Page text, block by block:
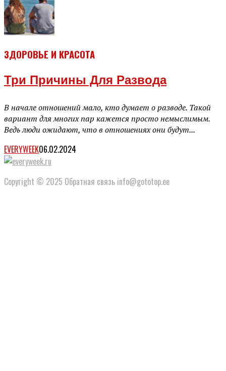
ЗДОРОВЬЕ И КРАСОТА
Три Причины Для Развода
В начале отношений мало, кто думает о разводе. Такой
вариант для многих пар кажется просто немыслимым.
Ведь люди ожидают, что в отношениях они будут...
EVERYWEEK06.02.2024
Copyright © 2025 Обратная связь info@gototop.ee